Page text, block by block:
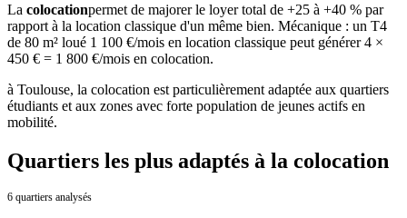
La colocationpermet de majorer le loyer total de +25 à +40 % par
rapport à la location classique d'un même bien. Mécanique : un T4
de 80 m² loué 1 100 €/mois en location classique peut générer 4 ×
450 € = 1 800 €/mois en colocation.
à Toulouse, la colocation est particulièrement adaptée aux quartiers
étudiants et aux zones avec forte population de jeunes actifs en
mobilité.
Quartiers les plus adaptés à la colocation
6 quartiers analysés